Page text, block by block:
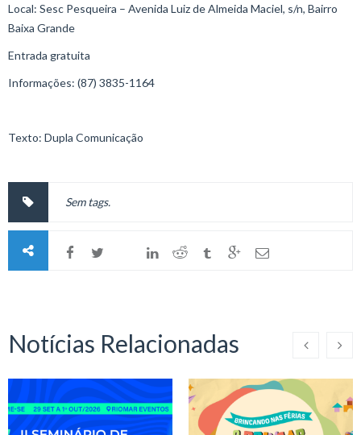
Local: Sesc Pesqueira – Avenida Luiz de Almeida Maciel, s/n, Bairro
Baixa Grande
Entrada gratuita
Informações: (87) 3835-1164
Texto: Dupla Comunicação
Sem tags.
Notícias Relacionadas